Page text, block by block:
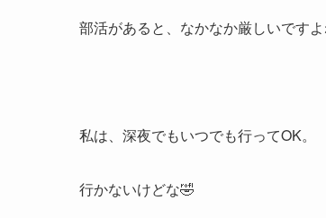
部活があると、なかなか厳しいですよ
私は、深夜でもいつでも行ってOK。
行かないけどな🤣